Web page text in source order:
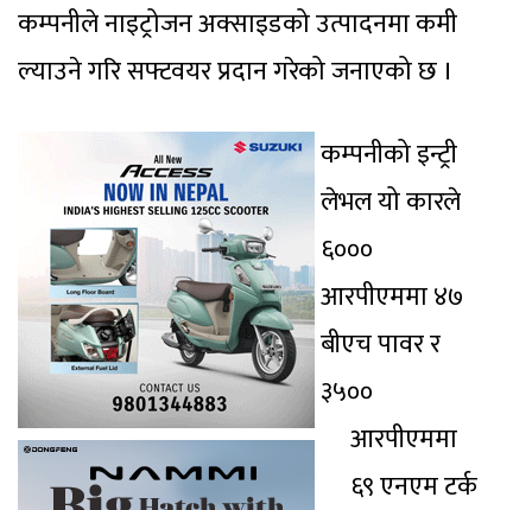
कम्पनीले नाइट्रोजन अक्साइडको उत्पादनमा कमी
ल्याउने गरि सफ्टवयर प्रदान गरेको जनाएको छ ।
कम्पनीको इन्ट्री
लेभल यो कारले
६०००
आरपीएममा ४७
बीएच पावर र
३५००
आरपीएममा
६९ एनएम टर्क